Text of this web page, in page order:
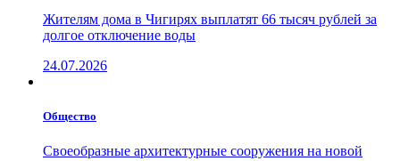
Жителям дома в Чигирях выплатят 66 тысяч рублей за
долгое отключение воды
24.07.2026
Общество
Своеобразные архитектурные сооружения на новой